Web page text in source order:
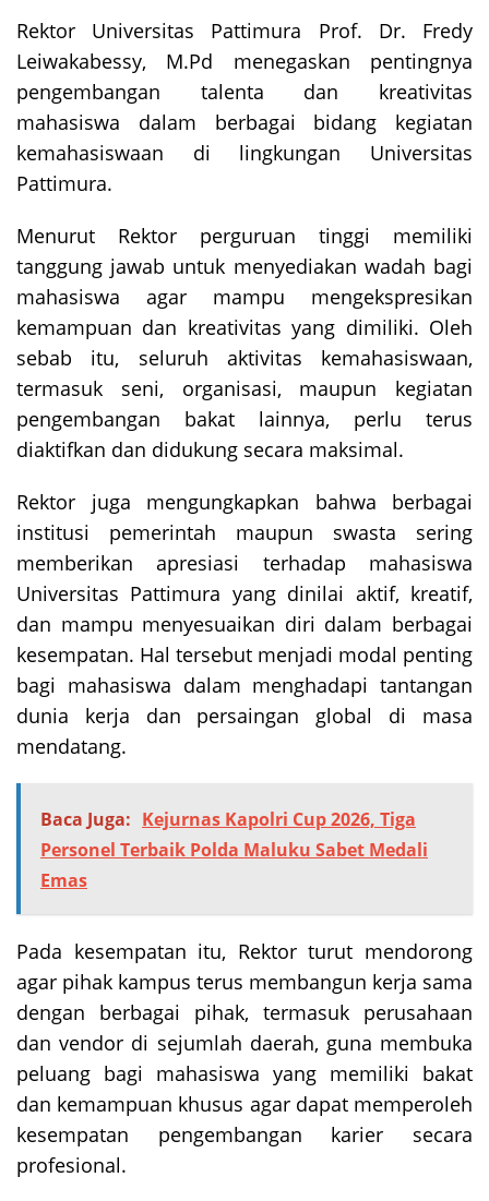
Rektor Universitas Pattimura Prof. Dr. Fredy
Leiwakabessy, M.Pd menegaskan pentingnya
pengembangan talenta dan kreativitas
mahasiswa dalam berbagai bidang kegiatan
kemahasiswaan di lingkungan Universitas
Pattimura.
Menurut Rektor perguruan tinggi memiliki
tanggung jawab untuk menyediakan wadah bagi
mahasiswa agar mampu mengekspresikan
kemampuan dan kreativitas yang dimiliki. Oleh
sebab itu, seluruh aktivitas kemahasiswaan,
termasuk seni, organisasi, maupun kegiatan
pengembangan bakat lainnya, perlu terus
diaktifkan dan didukung secara maksimal.
Rektor juga mengungkapkan bahwa berbagai
institusi pemerintah maupun swasta sering
memberikan apresiasi terhadap mahasiswa
Universitas Pattimura yang dinilai aktif, kreatif,
dan mampu menyesuaikan diri dalam berbagai
kesempatan. Hal tersebut menjadi modal penting
bagi mahasiswa dalam menghadapi tantangan
dunia kerja dan persaingan global di masa
mendatang.
Baca Juga: Kejurnas Kapolri Cup 2026, Tiga
Personel Terbaik Polda Maluku Sabet Medali
Emas
Pada kesempatan itu, Rektor turut mendorong
agar pihak kampus terus membangun kerja sama
dengan berbagai pihak, termasuk perusahaan
dan vendor di sejumlah daerah, guna membuka
peluang bagi mahasiswa yang memiliki bakat
dan kemampuan khusus agar dapat memperoleh
kesempatan pengembangan karier secara
profesional.